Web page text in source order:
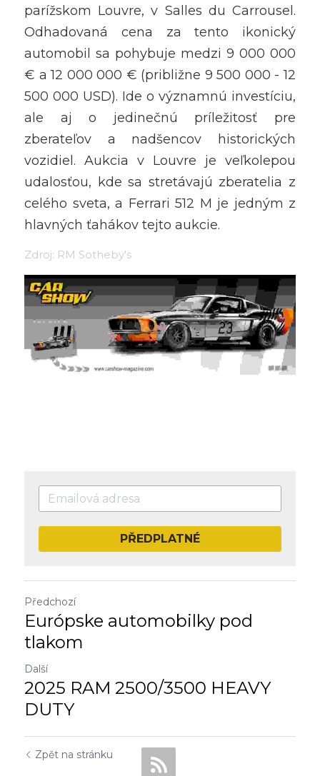
parížskom Louvre, v Salles du Carrousel.
Odhadovaná cena za tento ikonický
automobil sa pohybuje medzi 9 000 000
€ a 12 000 000 € (približne 9 500 000 - 12
500 000 USD). Ide o významnú investíciu,
ale aj o jedinečnú príležitosť pre
zberateľov a nadšencov historických
vozidiel. Aukcia v Louvre je veľkolepou
udalosťou, kde sa stretávajú zberatelia z
celého sveta, a Ferrari 512 M je jedným z
hlavných ťahákov tejto aukcie.
Zdroj: RM Sotheby's
PŘEDPLATNÉ
Předchozí
Európske automobilky pod
tlakom
Další
2025 RAM 2500/3500 HEAVY
DUTY
Zpět na stránku